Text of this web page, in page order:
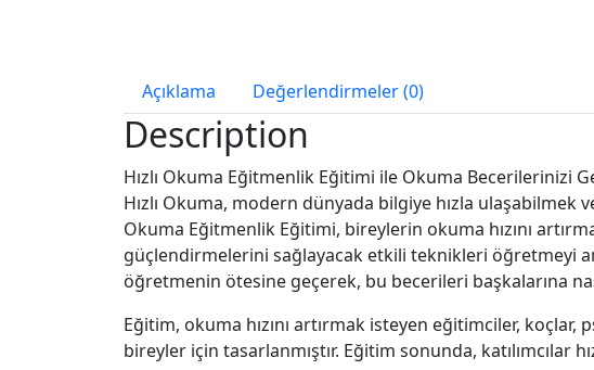
Açıklama Değerlendirmeler (0)
Description
Hızlı Okuma Eğitmenlik Eğitimi ile Okuma Becerilerinizi
Hızlı Okuma, modern dünyada bilgiye hızla
Okuma Eğitmenlik Eğitimi, bireylerin okuma hızını
güçlendirmelerini sağlayacak etkili teknikleri öğretmeyi
öğretmenin ötesine geçerek, bu becerileri başkalarına
Eğitim, okuma hızını artırmak isteyen eğitimciler,
bireyler için tasarlanmıştır. Eğitim sonunda,